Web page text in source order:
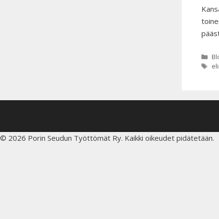
© 2026 Porin Seudun Työttömät Ry. Kaikki oikeudet pidätetään.